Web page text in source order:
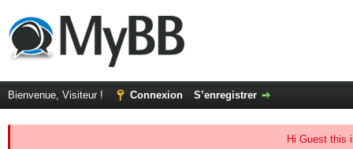
Bienvenue, Visiteur ! Connexion S’enregistrer
Hi Guest this